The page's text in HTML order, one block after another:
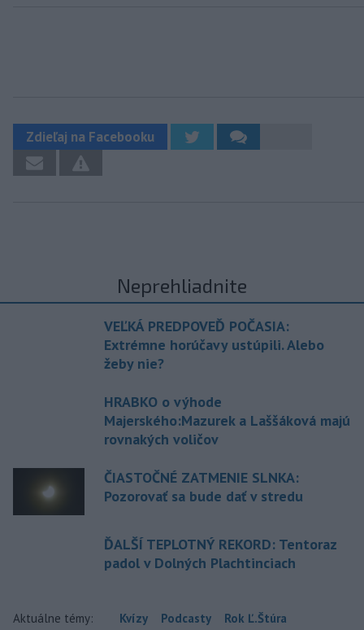
Zdieľaj na Facebooku
Neprehliadnite
VEĽKÁ PREDPOVEĎ POČASIA:
Extrémne horúčavy ustúpili. Alebo
žeby nie?
HRABKO o výhode
Majerského:Mazurek a Laššáková majú
rovnakých voličov
ČIASTOČNÉ ZATMENIE SLNKA:
Pozorovať sa bude dať v stredu
ĎALŠÍ TEPLOTNÝ REKORD: Tentoraz
padol v Dolných Plachtinciach
Aktuálne témy: Kvízy Podcasty Rok Ľ.Štúra